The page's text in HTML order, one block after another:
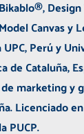
Canvas y
UPC, Perú y
de Cataluña,
marketing y
Licenciado
PUCP.